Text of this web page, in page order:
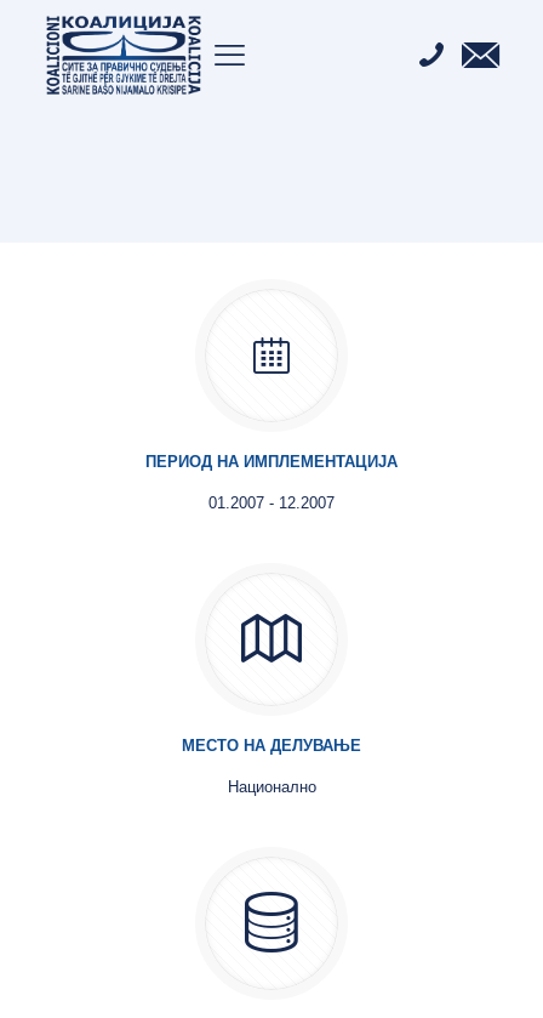
ПЕРИОД НА ИМПЛЕМЕНТАЦИЈА
01.2007 - 12.2007
МЕСТО НА ДЕЛУВАЊЕ
Национално